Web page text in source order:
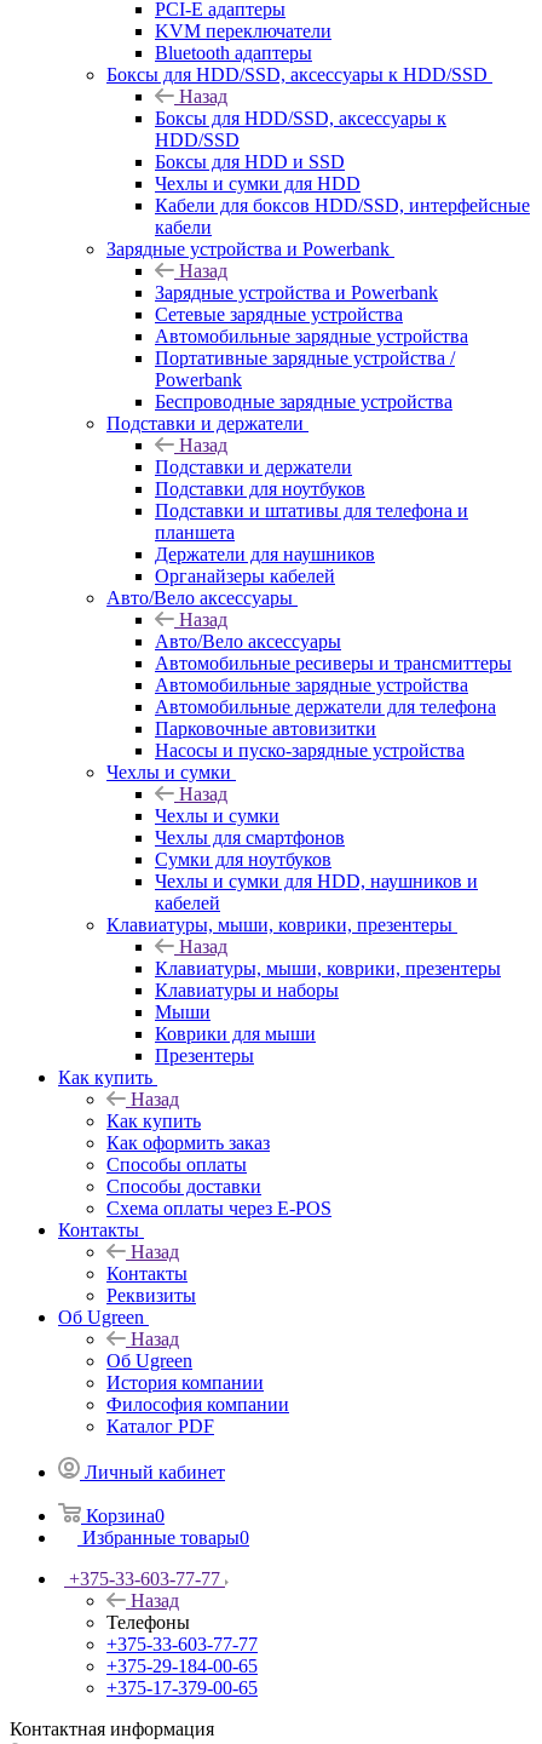
PCI-E адаптеры
KVM переключатели
Bluetooth адаптеры
Боксы для HDD/SSD, аксессуары к HDD/SSD
Назад
Боксы для HDD/SSD, аксессуары к
HDD/SSD
Боксы для HDD и SSD
Чехлы и сумки для HDD
Кабели для боксов HDD/SSD, интерфейсные
кабели
Зарядные устройства и Powerbank
Назад
Зарядные устройства и Powerbank
Сетевые зарядные устройства
Автомобильные зарядные устройства
Портативные зарядные устройства /
Powerbank
Беспроводные зарядные устройства
Подставки и держатели
Назад
Подставки и держатели
Подставки для ноутбуков
Подставки и штативы для телефона и
планшета
Держатели для наушников
Органайзеры кабелей
Авто/Вело аксессуары
Назад
Авто/Вело аксессуары
Автомобильные ресиверы и трансмиттеры
Автомобильные зарядные устройства
Автомобильные держатели для телефона
Парковочные автовизитки
Насосы и пуско-зарядные устройства
Чехлы и сумки
Назад
Чехлы и сумки
Чехлы для смартфонов
Сумки для ноутбуков
Чехлы и сумки для HDD, наушников и
кабелей
Клавиатуры, мыши, коврики, презентеры
Назад
Клавиатуры, мыши, коврики, презентеры
Клавиатуры и наборы
Мыши
Коврики для мыши
Презентеры
Как купить
Назад
Как купить
Как оформить заказ
Способы оплаты
Способы доставки
Схема оплаты через E-POS
Контакты
Назад
Контакты
Реквизиты
Об Ugreen
Назад
Об Ugreen
История компании
Философия компании
Каталог PDF
Личный кабинет
Корзина0
Избранные товары0
+375-33-603-77-77
Назад
Телефоны
+375-33-603-77-77
+375-29-184-00-65
+375-17-379-00-65
Контактная информация